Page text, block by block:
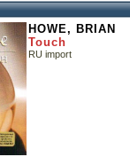
HOWE, BRIAN
Touch
RU import